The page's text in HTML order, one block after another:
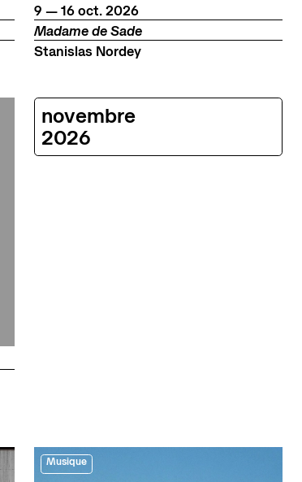
du
9 — au
16 octobre
oct. 2026
Madame de Sade
Stanislas Nordey
novembre
2026
Musique